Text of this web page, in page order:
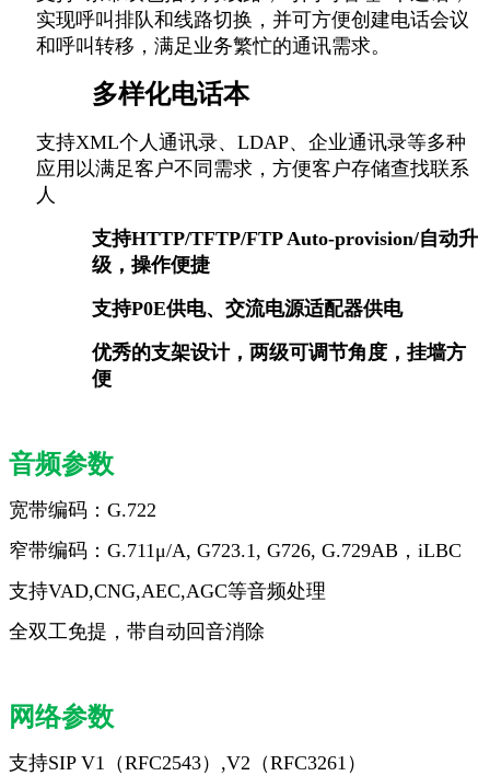
实现呼叫排队和线路切换，并可方便创建电话会议
和呼叫转移，满足业务繁忙的通讯需求。
多样化电话本
支持XML个人通讯录、LDAP、企业通讯录等多种
应用以满足客户不同需求，方便客户存储查找联系
人
支持HTTP/TFTP/FTP Auto-provision/自动升
级，操作便捷
支持P0E供电、交流电源适配器供电
优秀的支架设计，两级可调节角度，挂墙方
便
音频参数
宽带编码：G.722
窄带编码：G.711μ/A, G723.1, G726, G.729AB，iLBC
支持VAD,CNG,AEC,AGC等音频处理
全双工免提，带自动回音消除
网络参数
支持SIP V1（RFC2543）,V2（RFC3261）